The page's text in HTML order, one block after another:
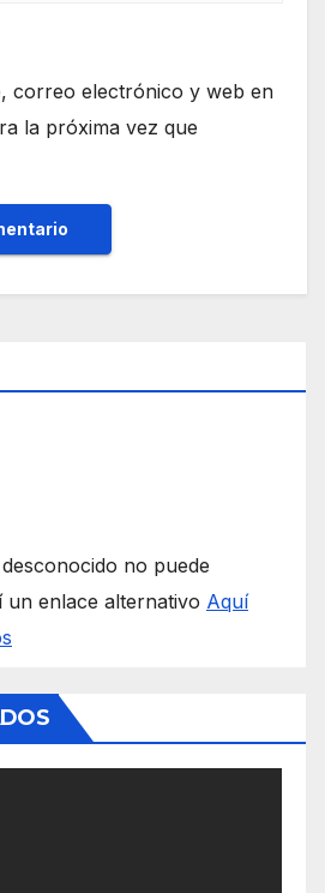
correo electrónico y web en
la próxima vez que
no puede
enlace alternativo Aquí